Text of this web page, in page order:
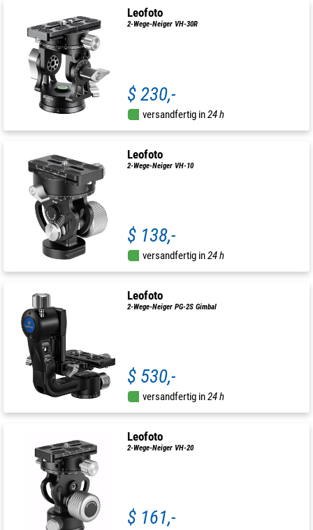
Leofoto
2-Wege-Neiger VH-30R
$ 230,-
versandfertig in24 h
Leofoto
2-Wege-Neiger VH-10
$ 138,-
versandfertig in24 h
Leofoto
2-Wege-Neiger PG-2S Gimbal
$ 530,-
versandfertig in24 h
Leofoto
2-Wege-Neiger VH-20
$ 161,-